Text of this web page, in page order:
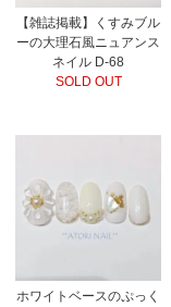
【雑誌掲載】くすみブル
ーの大理石風ニュアンス
ネイル D-68
SOLD OUT
ホワイトベースのぷっく